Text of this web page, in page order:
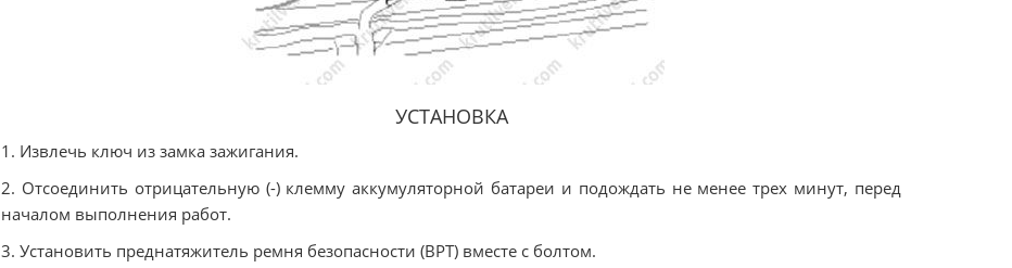
УСТАНОВКА
1. Извлечь ключ из замка зажигания.
2. Отсоединить отрицательную (-) клемму аккумуляторной батареи и подождать не менее трех минут, перед
началом выполнения работ.
3. Установить преднатяжитель ремня безопасности (BPT) вместе с болтом.